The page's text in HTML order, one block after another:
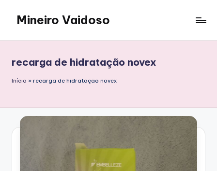
content
Mineiro Vaidoso
e
Resenhas
recarga de hidratação novex
Início » recarga de hidratação novex